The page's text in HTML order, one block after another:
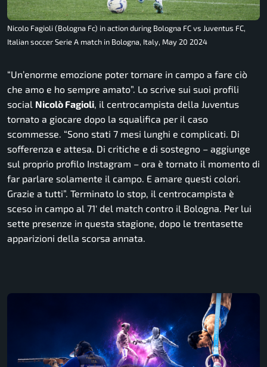
Nicolo Fagioli (Bologna Fc) in action during Bologna FC vs Juventus FC,
Italian soccer Serie A match in Bologna, Italy, May 20 2024
“Un’enorme emozione poter tornare in campo a fare ciò
che amo e ho sempre amato”. Lo scrive sui suoi profili
social Nicolò Fagioli, il centrocampista della Juventus
tornato a giocare dopo la squalifica per il caso
scommesse. “Sono stati 7 mesi lunghi e complicati. Di
sofferenza e attesa. Di critiche e di sostegno – aggiunge
sul proprio profilo Instagram – ora è tornato il momento di
far parlare solamente il campo. E amare questi colori.
Grazie a tutti”. Terminato lo stop, il centrocampista è
sceso in campo al 71′ del match contro il Bologna. Per lui
sette presenze in questa stagione, dopo le trentasette
apparizioni della scorsa annata.